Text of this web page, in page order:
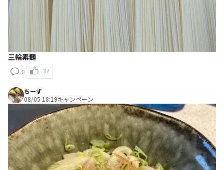
三輪素麺
0 37
ちーず
08/05 18:19キャンペーン